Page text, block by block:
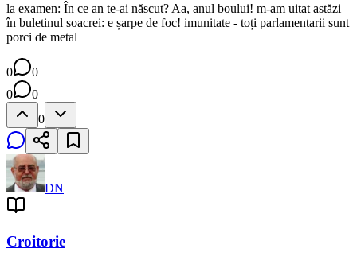
la examen: În ce an te-ai născut? Aa, anul boului! m-am uitat astăzi
în buletinul soacrei: e șarpe de foc! imunitate - toți parlamentarii sunt
porci de metal
0
0
0
0
0
DN
Croitorie